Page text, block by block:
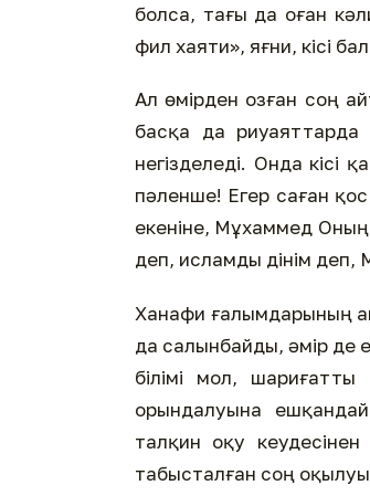
болса, тағы да оған
фил хаяти», яғни, кісі
Ал өмірден озған соң
басқа да
негізделеді. Онда кісі
пәленше! Егер саған
екеніне, Мұхаммед Оның
деп, исламды дінім деп,
Ханафи ғалымдарының
да салынбайды, әмір де
білімі мол,
орындалуына
талқин оқу
табысталған соң